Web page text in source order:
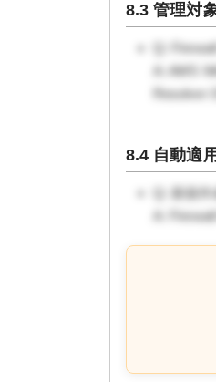
8.3 管理対
Q:
A: AWS
Resolver
8.4 自動適用
Q: 新規
A: